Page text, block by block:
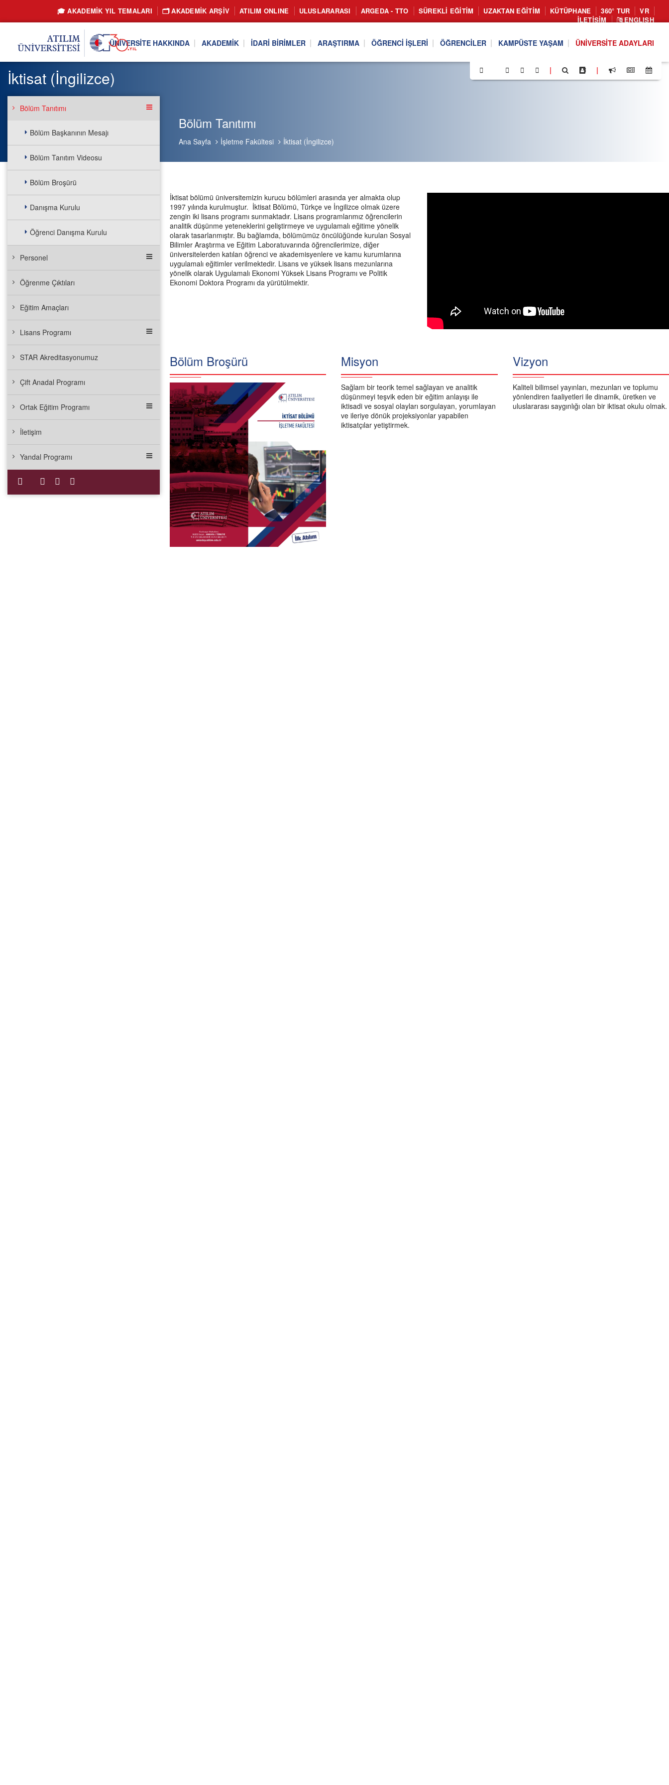
🎓 AKADEMİK YIL TEMALARI 🗂️ AKADEMIK ARŞIV ATILIM ONLINE ULUSLARARASI ARGEDA - TTO SÜREKLI EĞITIM UZAKTAN EĞITIM KÜTÜPHANE 360° TUR
VR
İLETIŞIM
ENGLISH
ÜNIVERSITE HAKKINDA AKADEMIK İDARI BIRIMLER ARAŞTIRMA ÖĞRENCI İŞLERI ÖĞRENCILER KAMPÜSTE YAŞAM ÜNIVERSITE ADAYLARI
| |
Bölüm Tanıtımı
Ana Sayfa İşletme Fakültesi İktisat (İngilizce)
İktisat (İngilizce)
Bölüm Tanıtımı
Bölüm Başkanının Mesajı
Bölüm Tanıtım Videosu
Bölüm Broşürü
Danışma Kurulu
Öğrenci Danışma Kurulu
Personel
Öğrenme Çıktıları
Eğitim Amaçları
Lisans Programı
STAR Akreditasyonumuz
Çift Anadal Programı
Ortak Eğitim Programı
İletişim
Yandal Programı
İktisat bölümü üniversitemizin kurucu bölümleri arasında yer almakta olup
1997 yılında kurulmuştur. İktisat Bölümü, Türkçe ve İngilizce olmak üzere
zengin iki lisans programı sunmaktadır. Lisans programlarımız öğrencilerin
analitik düşünme yeteneklerini geliştirmeye ve uygulamalı eğitime yönelik
olarak tasarlanmıştır. Bu bağlamda, bölümümüz öncülüğünde kurulan Sosyal
Bilimler Araştırma ve Eğitim Laboratuvarında öğrencilerimize, diğer
üniversitelerden katılan öğrenci ve akademisyenlere ve kamu kurumlarına
uygulamalı eğitimler verilmektedir. Lisans ve yüksek lisans mezunlarına
yönelik olarak Uygulamalı Ekonomi Yüksek Lisans Programı ve Politik
Ekonomi Doktora Programı da yürütülmektir.
Bölüm Broşürü Misyon
Sağlam bir teorik temel sağlayan ve analitik
düşünmeyi teşvik eden bir eğitim anlayışı ile
iktisadi ve sosyal olayları sorgulayan, yorumlayan
ve ileriye dönük projeksiyonlar yapabilen
iktisatçılar yetiştirmek.
Vizyon
Kaliteli bilimsel yayınları, mezunları ve toplumu
yönlendiren faaliyetleri ile dinamik, üretken ve
uluslararası saygınlığı olan bir iktisat okulu olmak.